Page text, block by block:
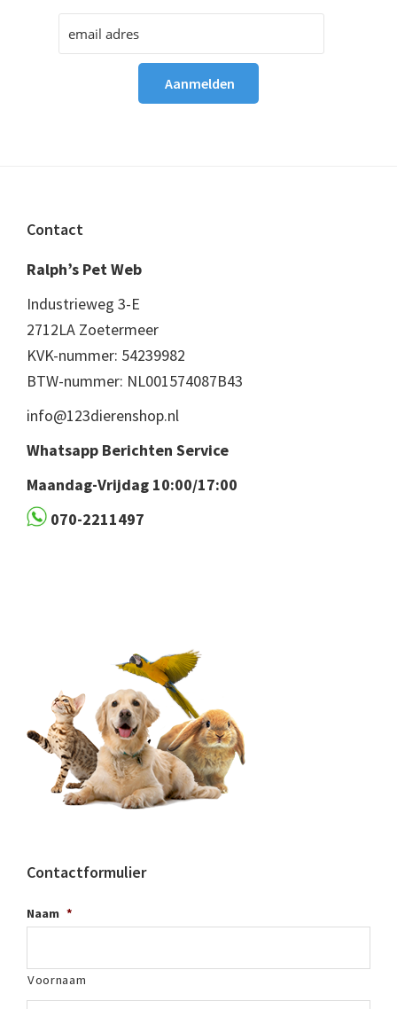
Footer
Contact
Ralph’s Pet Web
Industrieweg 3-E
2712LA Zoetermeer
KVK-nummer: 54239982
BTW-nummer: NL001574087B43
info@123dierenshop.nl
Whatsapp Berichten Service
Maandag-Vrijdag 10:00/17:00
070-2211497
Contactformulier
Naam *
Voornaam